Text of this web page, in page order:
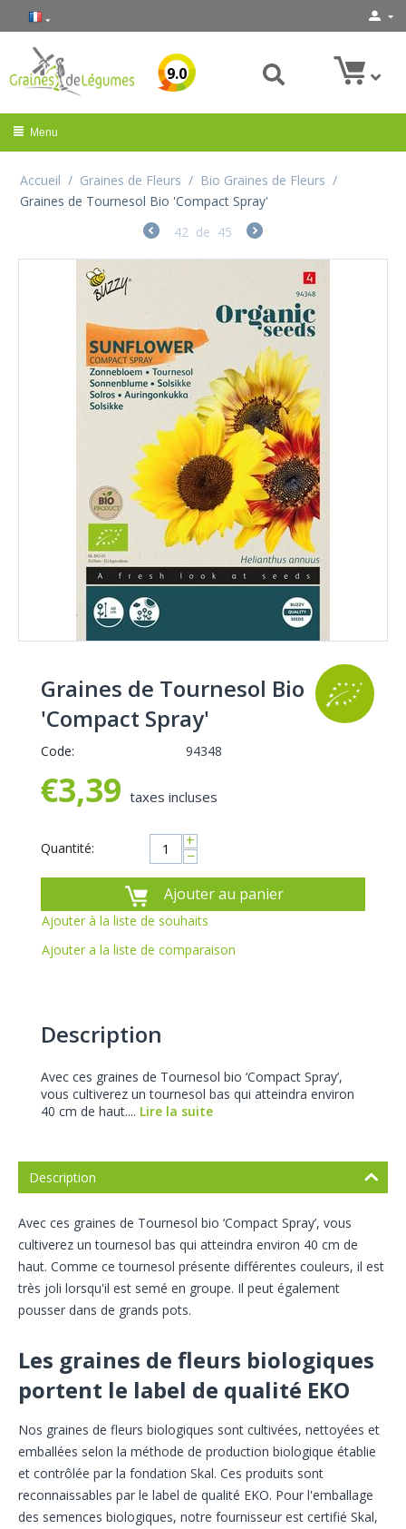
9.0
Menu
Accueil / Graines de Fleurs / Bio Graines de Fleurs /
Graines de Tournesol Bio 'Compact Spray'
42 de 45
Graines de Tournesol Bio
'Compact Spray'
Code: 94348
€3,39 taxes incluses
Quantité: +
−
Ajouter au panier
Ajouter à la liste de souhaits
Ajouter a la liste de comparaison
Description
Avec ces graines de Tournesol bio ‘Compact Spray’,
vous cultiverez un tournesol bas qui atteindra environ
40 cm de haut.... Lire la suite
Description
Avec ces graines de Tournesol bio ‘Compact Spray’, vous
cultiverez un tournesol bas qui atteindra environ 40 cm de
haut. Comme ce tournesol présente différentes couleurs, il est
très joli lorsqu'il est semé en groupe. Il peut également
pousser dans de grands pots.
Les graines de fleurs biologiques
portent le label de qualité EKO
Nos graines de fleurs biologiques sont cultivées, nettoyées et
emballées selon la méthode de production biologique établie
et contrôlée par la fondation Skal. Ces produits sont
reconnaissables par le label de qualité EKO. Pour l'emballage
des semences biologiques, notre fournisseur est certifié Skal,